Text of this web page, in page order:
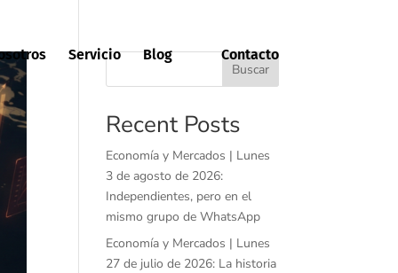
Servicio Blog
Contacto
Buscar
Recent Posts
Economía y Mercados | Lunes
3 de agosto de 2026:
Independientes, pero en el
mismo grupo de WhatsApp
Economía y Mercados | Lunes
27 de julio de 2026: La historia